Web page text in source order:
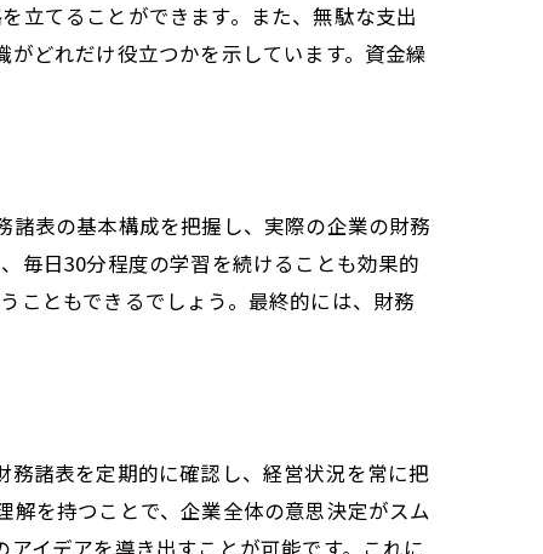
立てることができます。また、無駄な支出
どれだけ役立つかを示しています。資金繰
表の基本構成を把握し、実際の企業の財務
毎日30分程度の学習を続けることも効果的
こともできるでしょう。最終的には、財務
諸表を定期的に確認し、経営状況を常に把
を持つことで、企業全体の意思決定がスム
イデアを導き出すことが可能です。これに